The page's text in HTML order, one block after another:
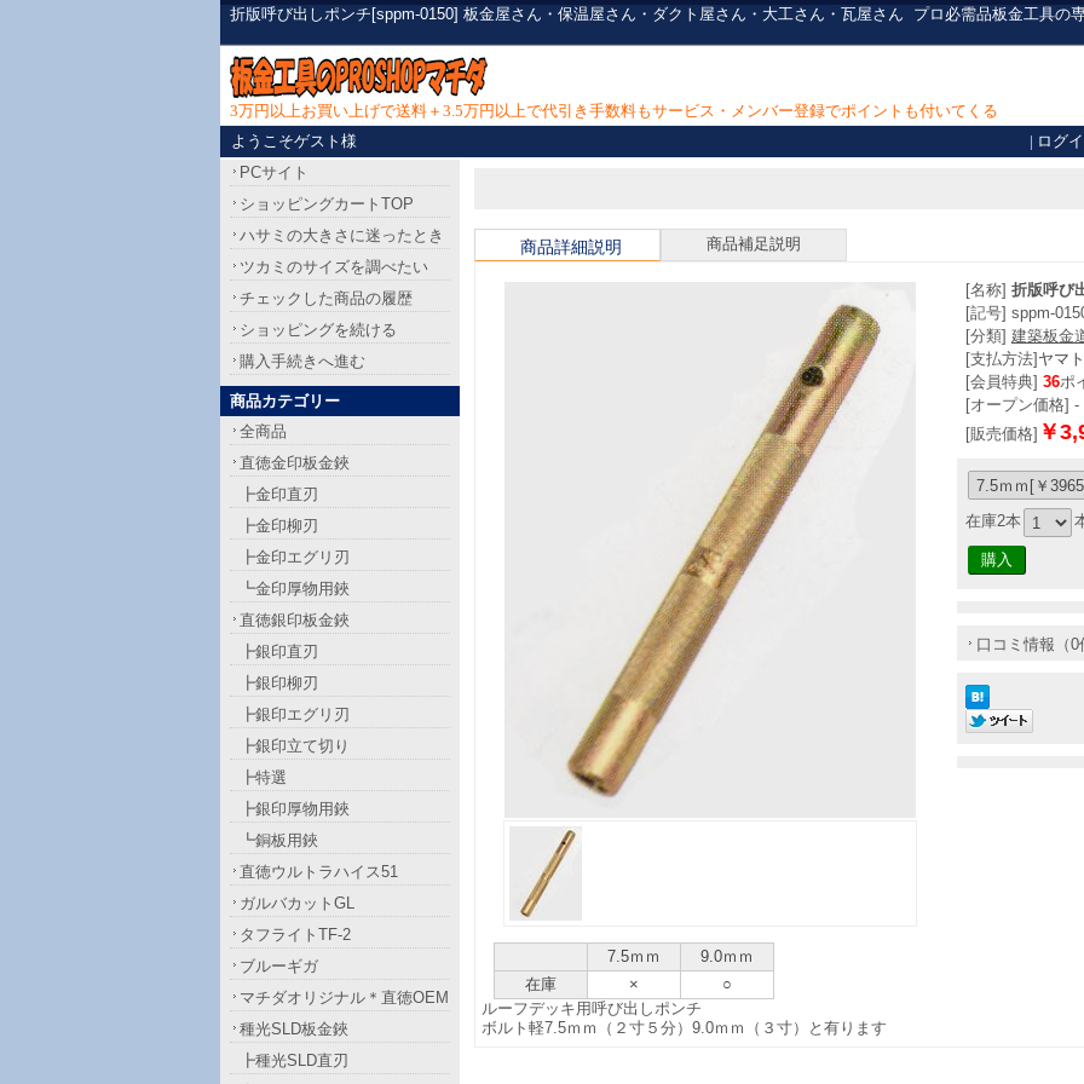
折版呼び出しポンチ[sppm-0150] 板金屋さん・保温屋さん・ダクト屋さん・大工さん・瓦屋さん プロ必需品板金工具の
3万円以上お買い上げで送料＋3.5万円以上で代引き手数料もサービス・メンバー登録でポイントも付いてくる
ようこそゲスト様 | ログ
商品詳細説明 商品補足説明
[名称] 折版呼び
[記号] sppm-
[分類] 建築板金
[支払方法] ヤマ
[会員特典] 36ポ
[オープン価格] -
[販売価格] ￥
在庫2本
口コミ情報（0
7.5ｍｍ
9.0ｍｍ
在庫
×
○
ルーフデッキ用呼び出しポンチ
ボルト軽7.5ｍｍ（２寸５分）9.0ｍｍ（３寸）と有ります
PCサイト
ショッピングカートTOP
ハサミの大きさに迷ったとき
ツカミのサイズを調べたい
チェックした商品の履歴
ショッピングを続ける
購入手続きへ進む
商品カテゴリー
全商品
直徳金印板金鋏
┣金印直刃
┣金印柳刃
┣金印エグリ刃
┗金印厚物用鋏
直徳銀印板金鋏
┣銀印直刃
┣銀印柳刃
┣銀印エグリ刃
┣銀印立て切り
┣特選
┣銀印厚物用鋏
┗銅板用鋏
直徳ウルトラハイス51
ガルバカットGL
タフライトTF-2
ブルーギガ
マチダオリジナル＊直徳OEM
種光SLD板金鋏
┣種光SLD直刃